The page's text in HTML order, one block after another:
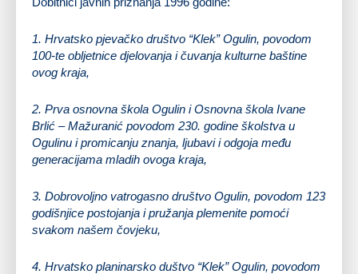
1. Hrvatsko pjevačko društvo “Klek”Ogulin, povodom
100-te obljetnice djelovanja i čuvanja kulturne baštine
ovog kraja,
2. Prva osnovna škola Ogulin iOsnovna škola Ivane
Brlić – Mažuranić povodom 230. godine školstva u
Ogulinu i promicanju znanja, ljubavi i odgoja među
generacijama mladih ovoga kraja,
3. Dobrovoljno vatrogasno društvo Ogulin, povodom 123
godišnjice postojanja i pružanja plemenite pomoći
svakom našem čovjeku,
4. Hrvatsko planinarsko duštvo “Klek”Ogulin, povodom